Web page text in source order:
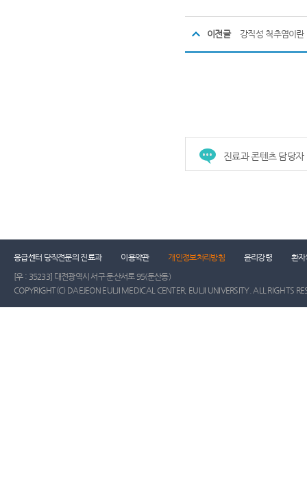
이전글 강직성 척추염이
진료과 콘텐츠 담당자
응급센터 당직전문의 진료과 이용약관 개인정보처리방침 윤리강령
환자
[우 : 35233] 대전광역시 서구 둔산서로 95(둔산동)
COPYRIGHT(C) DAEJEON EULJI MEDICAL CENTER, EULJI UNIVERSITY. ALL RIGHTS